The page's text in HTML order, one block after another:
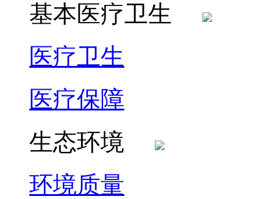
基本医疗卫生
医疗卫生
医疗保障
生态环境
环境质量